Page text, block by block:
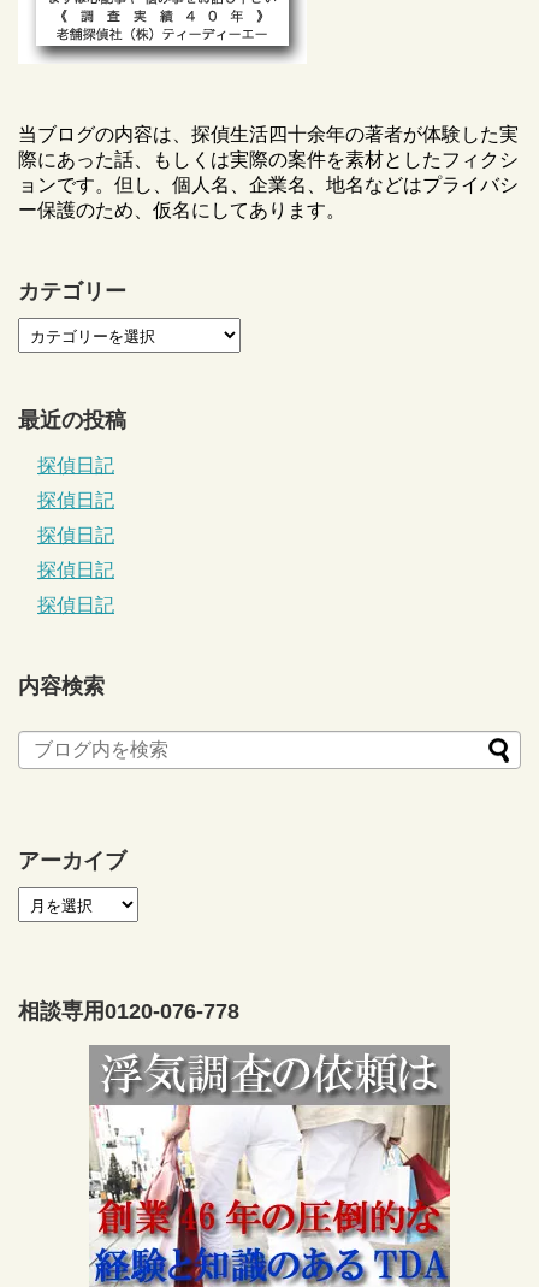
当ブログの内容は、探偵生活四十余年の著者が体験した実
際にあった話、もしくは実際の案件を素材としたフィクシ
ョンです。但し、個人名、企業名、地名などはプライバシ
ー保護のため、仮名にしてあります。
カテゴリー
最近の投稿
探偵日記
探偵日記
探偵日記
探偵日記
探偵日記
内容検索
アーカイブ
相談専用0120-076-778